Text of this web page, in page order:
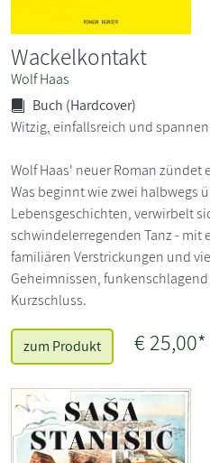
Wackelkontakt
Wolf Haas
Buch (Hardcover)
Witzig, einfallsreich und
Wolf Haas' neuer Roman zündet
Was beginnt wie zwei halbwegs
Lebensgeschichten, verwirbelt
schwindelerregenden Tanz - mit
familiären Verstrickungen und
Geheimnissen,
Kurzschluss.
zum Produkt € 25,00*